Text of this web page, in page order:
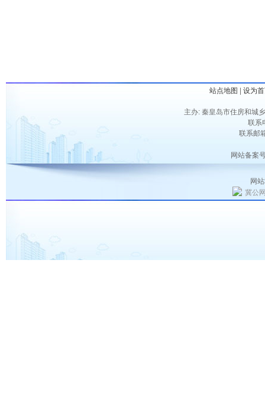
站点地图 设为
主办: 秦皇岛市住房和城
联系
联系邮
网站备案
网
冀公